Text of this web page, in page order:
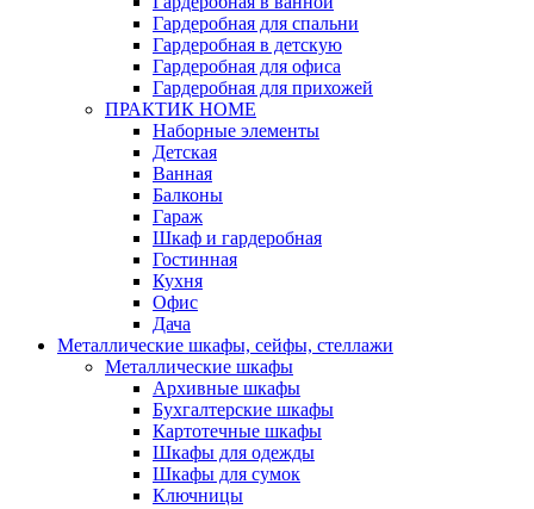
Гардеробная для спальни
Гардеробная в детскую
Гардеробная для офиса
Гардеробная для прихожей
ПРАКТИК HOME
Наборные элементы
Детская
Ванная
Балконы
Гараж
Шкаф и гардеробная
Гостинная
Кухня
Офис
Дача
Металлические шкафы, сейфы, стеллажи
Металлические шкафы
Архивные шкафы
Бухгалтерские шкафы
Картотечные шкафы
Шкафы для одежды
Шкафы для сумок
Ключницы